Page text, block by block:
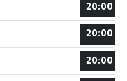
20:00
20:00
20:00